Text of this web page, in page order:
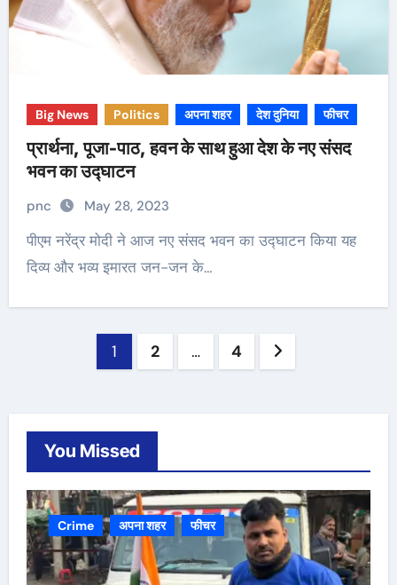
Big News Politics अपना शहर देश दुनिया फीचर
प्रार्थना, पूजा-पाठ, हवन के साथ हुआ देश के नए संसद
भवन का उद्घाटन
pnc May 28, 2023
पीएम नरेंद्र मोदी ने आज नए संसद भवन का उद्घाटन किया यह
दिव्य और भव्य इमारत जन-जन के…
1 2 … 4
You Missed
Crime अपना शहर फीचर